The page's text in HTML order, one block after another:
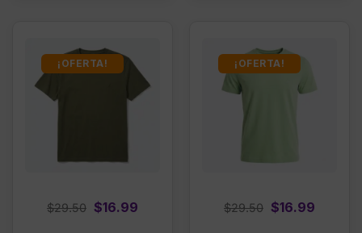
¡OFERTA!
$29.50 Original
$16.99
¡OFERTA!
$29.50 Original
$16.99